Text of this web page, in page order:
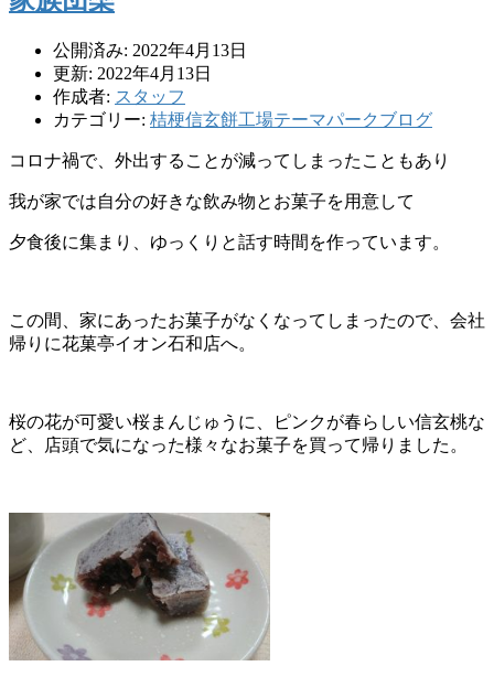
公開済み: 2022年4月13日
更新: 2022年4月13日
作成者: スタッフ
カテゴリー: 桔梗信玄餅工場テーマパークブログ
コロナ禍で、外出することが減ってしまったこともあり
我が家では自分の好きな飲み物とお菓子を用意して
夕食後に集まり、ゆっくりと話す時間を作っています。
この間、家にあったお菓子がなくなってしまったので、会社
帰りに花菓亭イオン石和店へ。
桜の花が可愛い桜まんじゅうに、ピンクが春らしい信玄桃な
ど、店頭で気になった様々なお菓子を買って帰りました。